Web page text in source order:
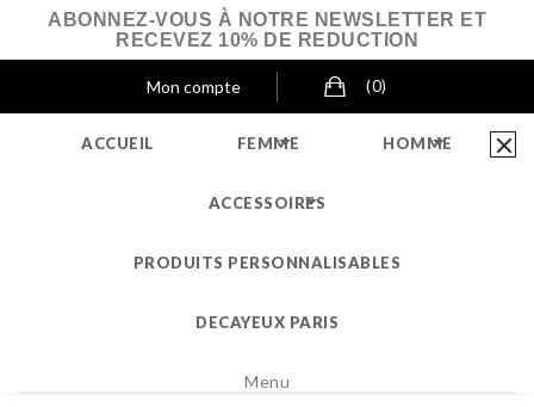
ABONNEZ-VOUS À NOTRE NEWSLETTER ET
RECEVEZ 10% DE REDUCTION
Mon compte (0)
ACCUEIL FEMME
 HOMME

ACCESSOIRES

PRODUITS PERSONNALISABLES
DECAYEUX PARIS

Menu